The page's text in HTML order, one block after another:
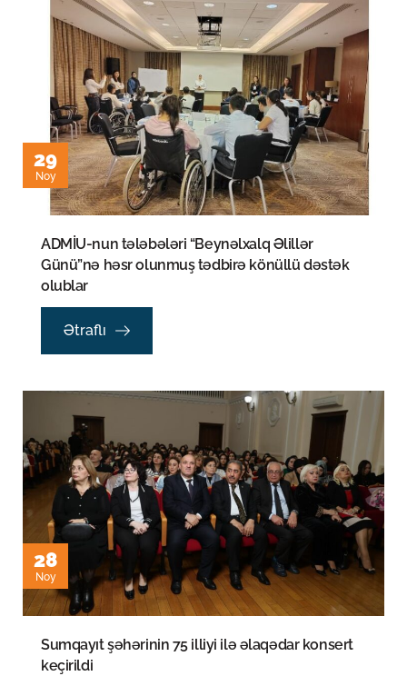
29
Noy
ADMİU-nun tələbələri “Beynəlxalq Əlillər
Günü”nə həsr olunmuş tədbirə könüllü dəstək
olublar
Ətraflı
28
Noy
Sumqayıt şəhərinin 75 illiyi ilə əlaqədar konsert
keçirildi